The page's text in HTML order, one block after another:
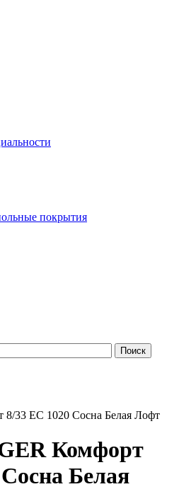
покрытия
33 EC 1020 Сосна Белая Лофт
Комфорт
Белая